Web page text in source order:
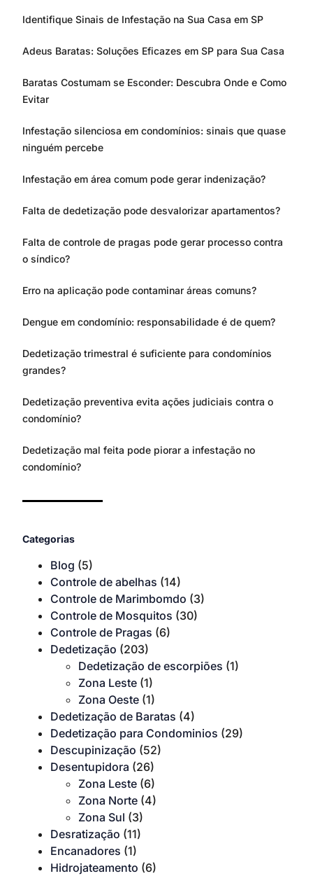
Identifique Sinais de Infestação na Sua Casa em SP
Adeus Baratas: Soluções Eficazes em SP para Sua Casa
Baratas Costumam se Esconder: Descubra Onde e Como
Evitar
Infestação silenciosa em condomínios: sinais que quase
ninguém percebe
Infestação em área comum pode gerar indenização?
Falta de dedetização pode desvalorizar apartamentos?
Falta de controle de pragas pode gerar processo contra
o síndico?
Erro na aplicação pode contaminar áreas comuns?
Dengue em condomínio: responsabilidade é de quem?
Dedetização trimestral é suficiente para condomínios
grandes?
Dedetização preventiva evita ações judiciais contra o
condomínio?
Dedetização mal feita pode piorar a infestação no
condomínio?
Categorias
Blog (5)
Controle de abelhas (14)
Controle de Marimbomdo (3)
Controle de Mosquitos (30)
Controle de Pragas (6)
Dedetização (203)
Dedetização de escorpiões (1)
Zona Leste (1)
Zona Oeste (1)
Dedetização de Baratas (4)
Dedetização para Condominios (29)
Descupinização (52)
Desentupidora (26)
Zona Leste (6)
Zona Norte (4)
Zona Sul (3)
Desratização (11)
Encanadores (1)
Hidrojateamento (6)